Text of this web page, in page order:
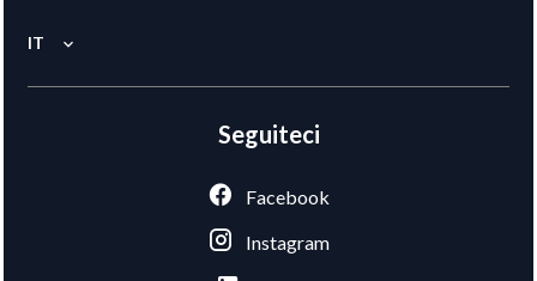
IT
Seguiteci
Facebook
Instagram